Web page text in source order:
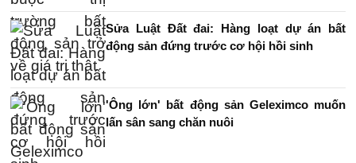
Sửa Luật Đất đai: Hàng loạt dự án bất
động sản đứng trước cơ hội hồi sinh
'Ông lớn' bất động sản Geleximco muốn
lấn sân sang chăn nuôi